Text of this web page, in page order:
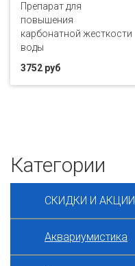
Препарат для
повышения
карбонатной жесткости
воды
3752 руб
Категории
СКИДКИ И АКЦИИ
Аквариумистика